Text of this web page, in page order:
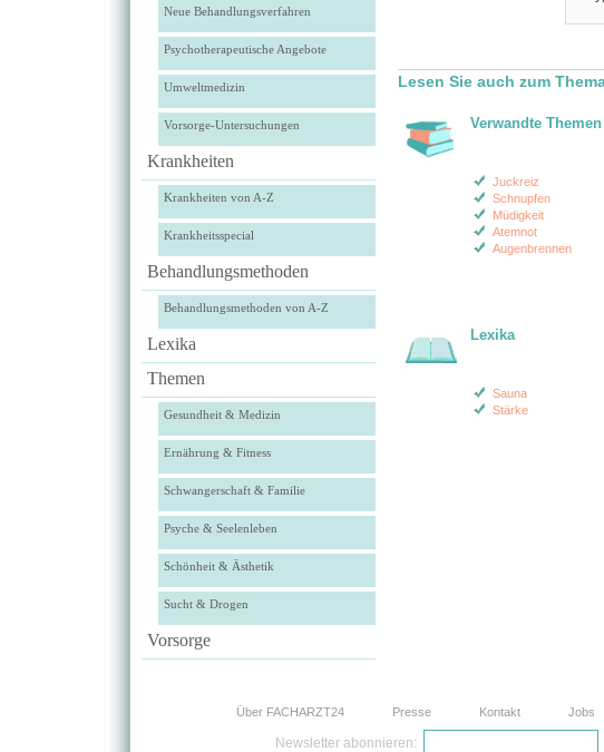
Neue Behandlungsverfahren
Psychotherapeutische Angebote
Umweltmedizin
Vorsorge-Untersuchungen
Krankheiten
Krankheiten von A-Z
Krankheitsspecial
Behandlungsmethoden
Behandlungsmethoden von A-Z
Lexika
Themen
Gesundheit & Medizin
Ernährung & Fitness
Schwangerschaft & Familie
Psyche & Seelenleben
Schönheit & Ästhetik
Sucht & Drogen
Vorsorge
Lesen Sie auch zum
Verwandte Themen
Juckreiz
Schnupfen
Müdigkeit
Atemnot
Augenbrennen
Lexika
Sauna
Stärke
Über FACHARZT24 Presse Kontakt Jobs
Newsletter abonnieren: